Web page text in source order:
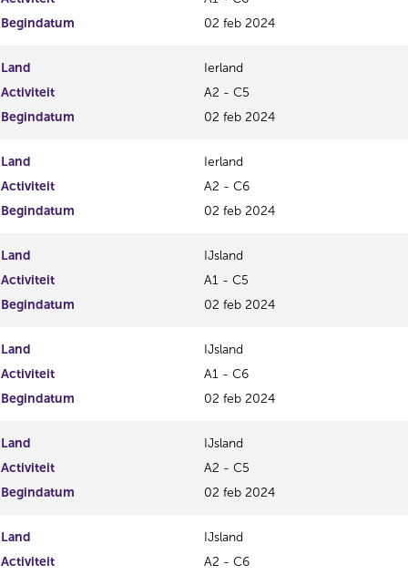
Begindatum
02 feb 2024
Land
Ierland
Activiteit
A2 - C5
Begindatum
02 feb 2024
Land
Ierland
Activiteit
A2 - C6
Begindatum
02 feb 2024
Land
IJsland
Activiteit
A1 - C5
Begindatum
02 feb 2024
Land
IJsland
Activiteit
A1 - C6
Begindatum
02 feb 2024
Land
IJsland
Activiteit
A2 - C5
Begindatum
02 feb 2024
Land
IJsland
Activiteit
A2 - C6